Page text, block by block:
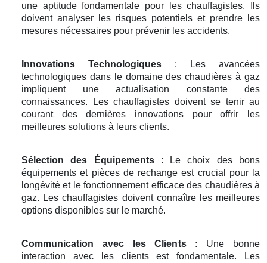
une aptitude fondamentale pour les chauffagistes. Ils
doivent analyser les risques potentiels et prendre les
mesures nécessaires pour prévenir les accidents.
Innovations Technologiques : Les avancées
technologiques dans le domaine des chaudières à gaz
impliquent une actualisation constante des
connaissances. Les chauffagistes doivent se tenir au
courant des dernières innovations pour offrir les
meilleures solutions à leurs clients.
Sélection des Équipements: Le choix des bons
équipements et pièces de rechange est crucial pour la
longévité et le fonctionnement efficace des chaudières à
gaz. Les chauffagistes doivent connaître les meilleures
options disponibles sur le marché.
Communication avec les Clients: Une bonne
interaction avec les clients est fondamentale. Les